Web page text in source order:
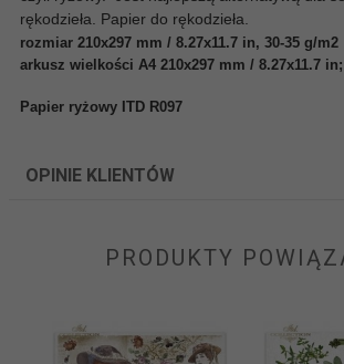
rękodzieła. Papier do rękodzieła.
rozmiar 210x297 mm / 8.27x11.7 in, 30-35 g/m2
arkusz wielkości A4 210x297 mm / 8.27x11.7
Papier ryżowy ITD R097
OPINIE KLIENTÓW
PRODUKTY